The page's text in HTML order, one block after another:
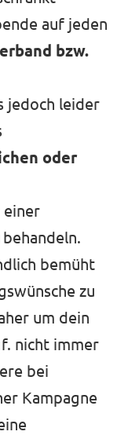
auf jeden
bzw.
jedoch leider
oder
einer
bemüht
zu
um dein
nicht immer
bei
Kampagne